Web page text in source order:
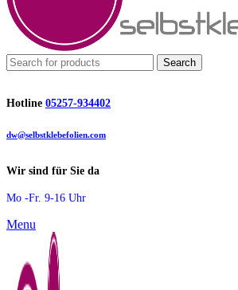
Search
Hotline 05257-934402
dw@selbstklebefolien.com
Wir sind für Sie da
Mo -Fr. 9-16 Uhr
Menu